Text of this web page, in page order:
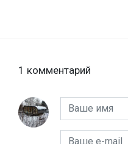
1 комментарий